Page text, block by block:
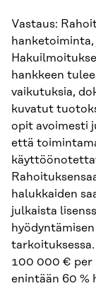
Vastaus:
hankkeen
vaikutuksia,
kuvatut
opit avoimesti
että
halukkaiden
julkaista
100 000 € per
enintään 60 %